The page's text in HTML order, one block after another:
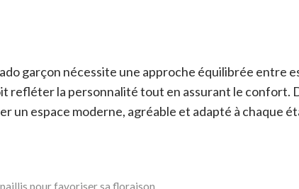
garçon nécessite une approche équilibrée entre
refléter la personnalité tout en assurant le confort.
un espace moderne, agréable et adapté à chaque
pour favoriser sa floraison